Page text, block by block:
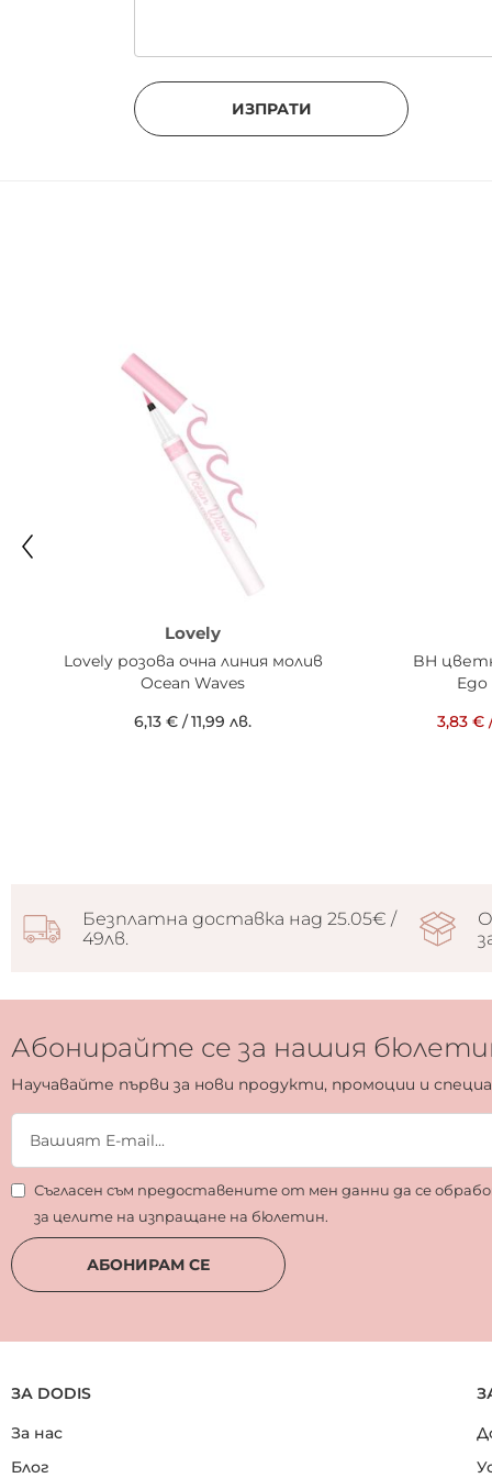
ИЗПРАТИ
Lovely
Lovely розова очна линия молив
Ocean Waves
6,13 € /11,99 лв.
BH
3,83 €
Безплатна доставка над 25.05€ /
49лв.
Абонирайте се за нашия
Научавайте първи за нови продукти, промоции и
Съгласен съм предоставените от мен данни да се
за целите на изпращане на бюлетин.
АБОНИРАМ СЕ
ЗА DODIS
За нас
Блог